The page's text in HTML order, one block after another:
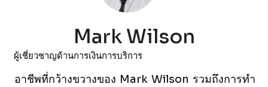
Mark Wilson
ผู้เชี่ยวชาญด้านการเงินการบริการ
อาชีพที่กว้างขวางของ Mark Wilson รวมถึงการทํา